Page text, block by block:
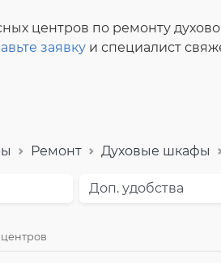
центров по ремонту
заявку и специалист
Ремонт Духовые шкафы
Доп. удобства